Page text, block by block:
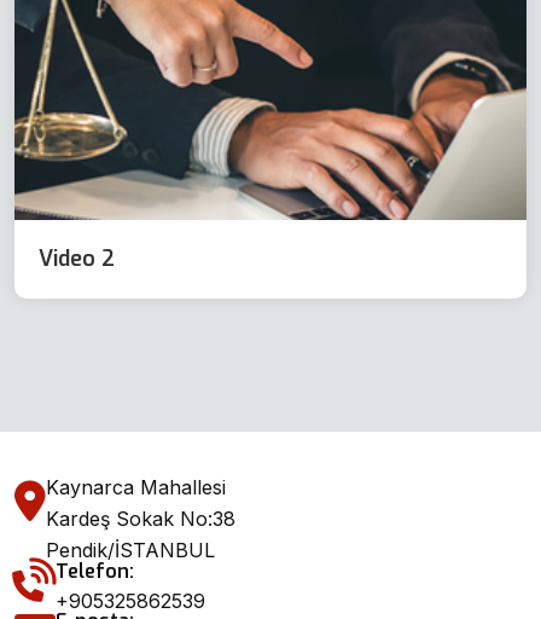
Video 2
Kaynarca Mahallesi
Kardeş Sokak No:38
Pendik/İSTANBUL
Telefon:
+905325862539